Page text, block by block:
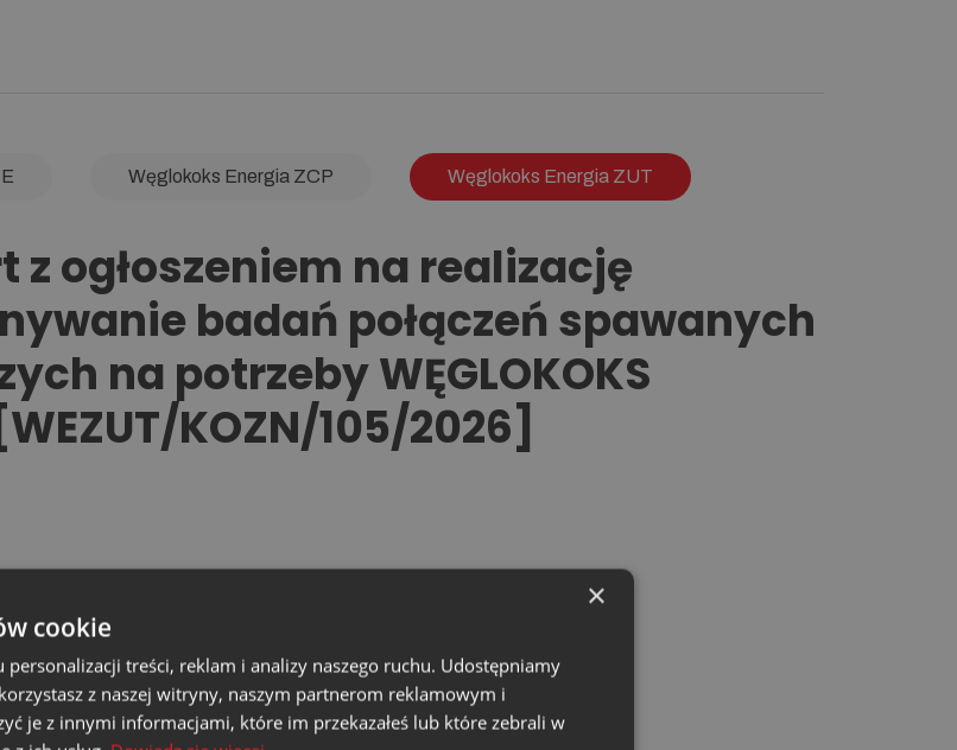
Węglokoks Energia ZCP Węglokoks Energia ZUT
z ogłoszeniem na realizację
badań połączeń spawanych
na potrzeby WĘGLOKOKS
KOZN/105/2026]
×
cookie
treści, reklam i analizy naszego ruchu. Udostępniamy
z naszej witryny, naszym partnerom reklamowym i
je z innymi informacjami, które im przekazałeś lub które zebrali w